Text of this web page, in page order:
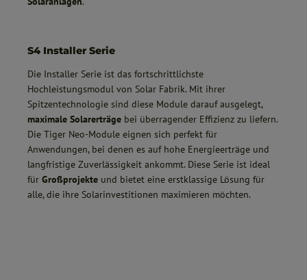
S4 Installer Serie
Die Installer Serie ist das fortschrittlichste
Hochleistungsmodul von Solar Fabrik. Mit ihrer
Spitzentechnologie sind diese Module darauf ausgelegt,
maximale Solarerträge bei überragender Effizienz zu liefern.
Die Tiger Neo-Module eignen sich perfekt für
Anwendungen, bei denen es auf hohe Energieerträge und
langfristige Zuverlässigkeit ankommt. Diese Serie ist ideal
für Großprojekte und bietet eine erstklassige Lösung für
alle, die ihre Solarinvestitionen maximieren möchten.